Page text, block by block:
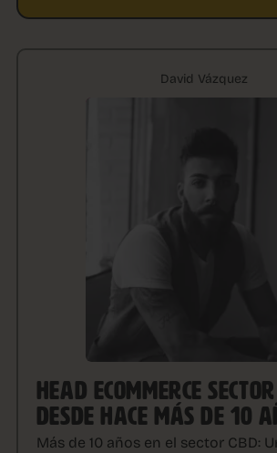
David Vázquez
HEAD ECOMMERCE
DESDE HACE MÁS DE 10
Más de 10 años en el sector CBD: